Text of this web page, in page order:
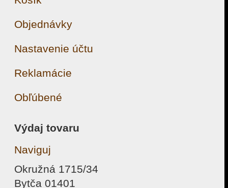
Objednávky
Nastavenie účtu
Reklamácie
Obľúbené
Výdaj tovaru
Naviguj
Okružná 1715/34
Bytča 01401